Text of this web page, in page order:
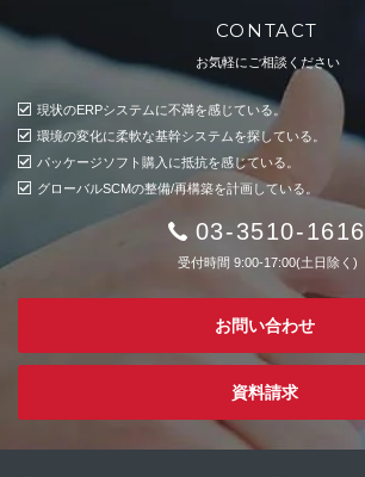
CONTACT
お気軽にご相談ください
現状のERPシステムに不満を感じている。
環境の変化に柔軟な基幹システムを探している。
パッケージソフト購入に抵抗を感じている。
グローバルSCMの整備/再構築を計画している。
03-3510-1616
受付時間 9:00-17:00(土日除く)
お問い合わせ
資料請求